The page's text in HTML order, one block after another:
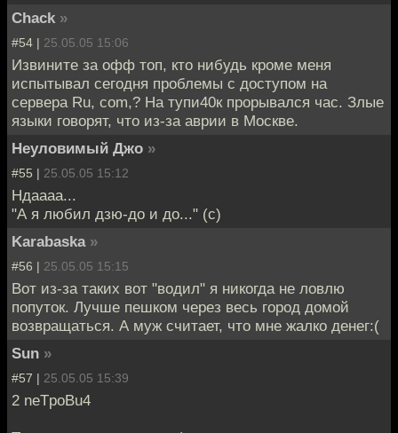
Сhack »
#54 | 25.05.05 15:06
Извините за офф топ, кто нибудь кроме меня
испытывал сегодня проблемы с доступом на
сервера Ru, com,? На тупи40к прорывался час. Злые
языки говорят, что из-за аврии в Москве.
Неуловимый Джо »
#55 | 25.05.05 15:12
Ндаааа...
"А я любил дзю-до и до..." (с)
Karabaska »
#56 | 25.05.05 15:15
Вот из-за таких вот "водил" я никогда не ловлю
попуток. Лучше пешком через весь город домой
возвращаться. А муж считает, что мне жалко денег:(
Sun »
#57 | 25.05.05 15:39
2 neTpoBu4